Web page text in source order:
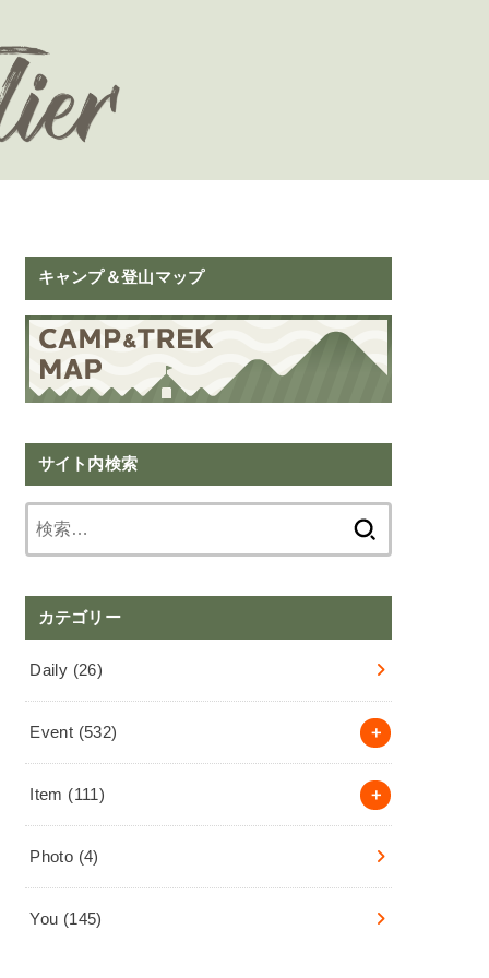
キャンプ＆登山マップ
サイト内検索
カテゴリー
Daily (26)
Event (532)
Item (111)
Photo (4)
You (145)